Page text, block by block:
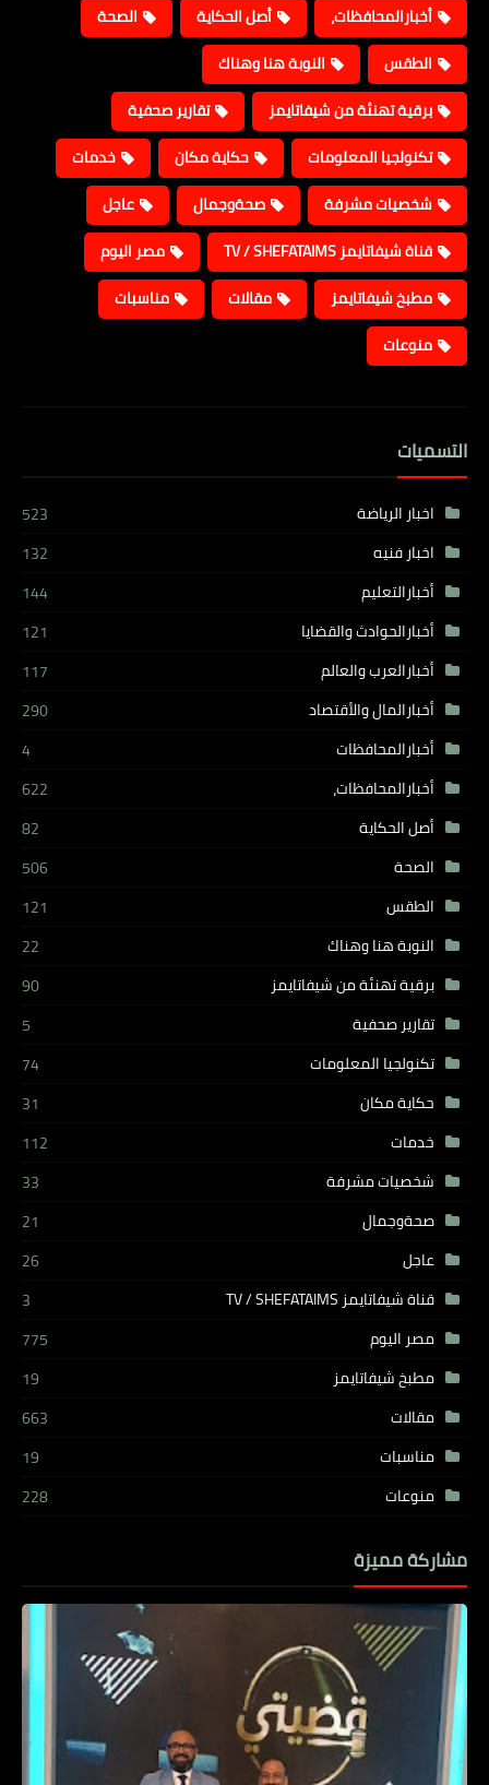
أخبارالمحافظات،
أصل الحكاية
الصحة
الطقس
النوبة هنا وهناك
برقية تهنئة من شيفاتايمز
تقارير صحفية
تكنولجيا المعلومات
حكاية مكان
خدمات
شخصيات مشرفة
صحةوجمال
عاجل
قناة شيفاتايمز TV / SHEFATAIMS
مصر اليوم
مطبخ شيفاتايمز
مقالات
مناسبات
منوعات
التسميات
اخبار الرياضة
523
اخبار فنيه
132
أخبارالتعليم
144
أخبارالحوادث والقضايا
121
أخبارالعرب والعالم
117
أخبارالمال والأقتصاد
290
أخبارالمحافظات
4
أخبارالمحافظات،
622
أصل الحكاية
82
الصحة
506
الطقس
121
النوبة هنا وهناك
22
برقية تهنئة من شيفاتايمز
90
تقارير صحفية
5
تكنولجيا المعلومات
74
حكاية مكان
31
خدمات
112
شخصيات مشرفة
33
صحةوجمال
21
عاجل
26
قناة شيفاتايمز TV / SHEFATAIMS
3
مصر اليوم
775
مطبخ شيفاتايمز
19
مقالات
663
مناسبات
19
منوعات
228
مشاركة مميزة